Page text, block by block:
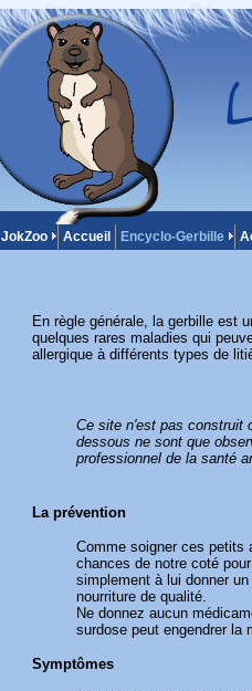
JokZoo Accueil Encyclo-Gerbille
En règle générale, la gerbille est
quelques rares maladies qui
allergique à différents types de
Ce site n'est pas construit
dessous ne sont que
professionnel de la santé
La prévention
Comme soigner ces petits
chances de notre coté
simplement à lui donner
nourriture de qualité.
Ne donnez aucun
surdose peut engendrer la
Symptômes